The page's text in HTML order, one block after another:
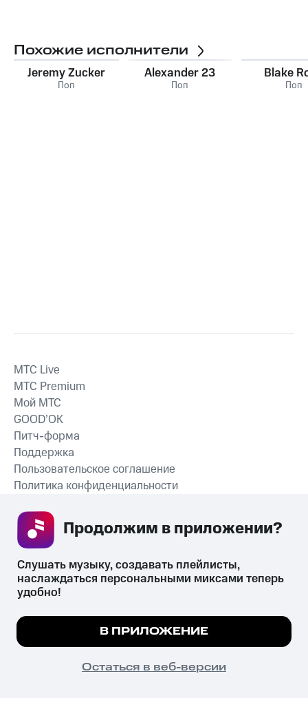
Похожие исполнители
Jeremy Zucker
Поп
Alexander 23
Поп
Blake
Поп
СКАЧАТЬ ПРИЛОЖЕНИЕ
MTС Live
MTС Premium
Мой МТС
GOOD’OK
Питч-форма
Поддержка
Пользовательское соглашение
Политика конфиденциальности
психотропных веществ, их аналогов причиняет вред здоровью,
их незаконный оборот запрещён и влечёт установленную
законодательством ответственность.
© 2026 ООО «КИОН».
Все права защищены
Мы используем куки, чтобы на сайте все
Подробнее
ПОНЯТНО
Слушать музыку, создавать плейлисты,
наслаждаться персональными миксами теперь
удобно!
В ПРИЛОЖЕНИЕ
Остаться в веб-версии